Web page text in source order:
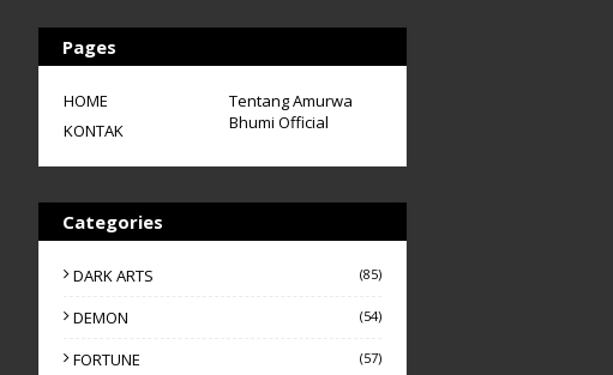
Pages
HOME
Tentang Amurwa
Bhumi Official
KONTAK
Categories
DARK ARTS (85)
DEMON (54)
FORTUNE (57)